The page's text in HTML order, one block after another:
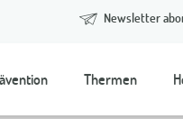
Newsletter
Thermen